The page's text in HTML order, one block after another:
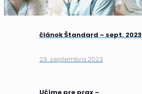
článok Štandard – sept. 2023
29. septembra 2023